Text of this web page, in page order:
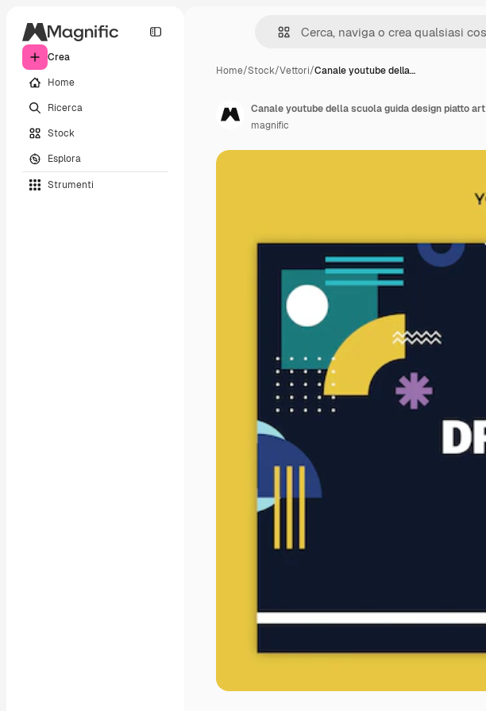
Crea
Home
Ricerca
Stock
Esplora
Strumenti
Home/Stock/Vettori/Canale youtube della…
Canale youtube della scuola guida design piatto art
magnific